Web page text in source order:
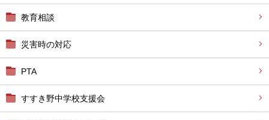
教育相談
災害時の対応
PTA
すすき野中学校支援会